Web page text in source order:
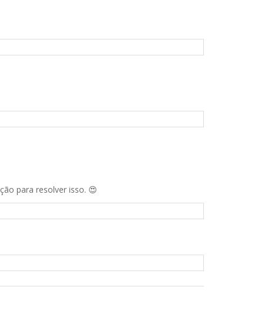
para resolver isso. 😍